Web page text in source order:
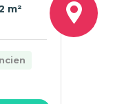
m²